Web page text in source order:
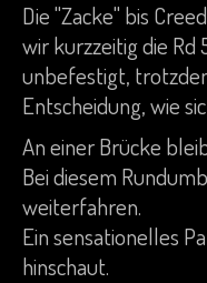
Die "Zacke" bis
wir kurzzeitig die Rd
unbefestigt,
Entscheidung, wie
An einer Brücke
Bei diesem
weiterfahren.
Ein sensationelles
hinschaut.